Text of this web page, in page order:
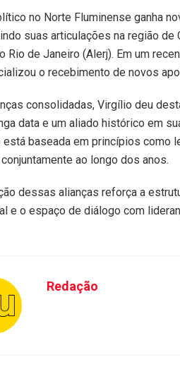
no Norte Fluminense ganha
suas articulações na região
Rio de Janeiro (Alerj). Em um
o recebimento de novos
consolidadas, Virgílio deu
data e um aliado histórico em
baseada em princípios como
ao longo dos anos.
dessas alianças reforça a
e o espaço de diálogo com
Redação